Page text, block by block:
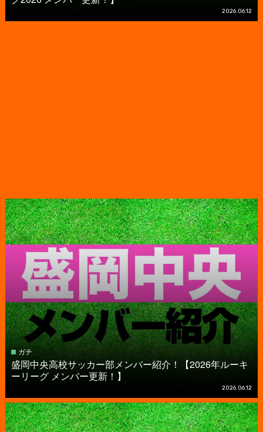
2026.06.12
ガチ
盛岡中央高校サッカー部メンバー紹介！【2026年ルーキ
ーリーグ メンバー更新！】
2026.06.12